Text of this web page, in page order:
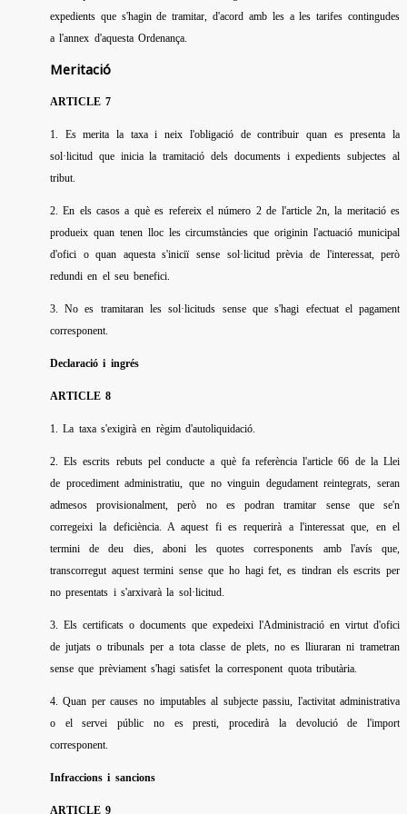
expedients que s'hagin de tramitar, d'acord amb les a les tarifes contingudes
a l'annex d'aquesta Ordenança.
Meritació
ARTICLE 7
1. Es merita la taxa i neix l'obligació de contribuir quan es presenta la
sol·licitud que inicia la tramitació dels documents i expedients subjectes al
tribut.
2. En els casos a què es refereix el número 2 de l'article 2n, la meritació es
produeix quan tenen lloc les circumstàncies que originin l'actuació municipal
d'ofici o quan aquesta s'iniciï sense sol·licitud prèvia de l'interessat, però
redundi en el seu benefici.
3. No es tramitaran les sol·licituds sense que s'hagi efectuat el pagament
corresponent.
Declaració i ingrés
ARTICLE 8
1. La taxa s'exigirà en règim d'autoliquidació.
2. Els escrits rebuts pel conducte a què fa referència l'arti­cle 66 de la Llei
de procediment administra­tiu, que no vinguin degudament rein­tegrats, seran
admesos provisional­ment, però no es podran tramitar sense que se'n
corregeixi la deficiència. A aquest fi es requerirà a l'interessat que, en el
termini de deu dies, aboni les quotes correspo­nents amb l'avís que,
transcorre­gut aquest termini sense que ho hagi fet, es tindran els escrits per
no presen­tats i s'arxivarà la sol·licitud.
3. Els certificats o documents que expedeixi l'Admi­nis­tració en virtut d'ofici
de jutjats o tribunals per a tota classe de plets, no es lliuraran ni trametran
sense que prèvia­ment s'hagi satisfet la corresponent quota tributària.
4. Quan per causes no imputables al subjecte passiu, l'activitat administrativa
o el servei públic no es presti, procedirà la devolució de l'import
corresponent.
Infraccions i sancions
ARTICLE 9